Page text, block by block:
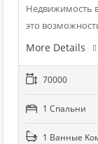
Недвижимость
это
More Details
70000
1 Cпальни
1 Bанные